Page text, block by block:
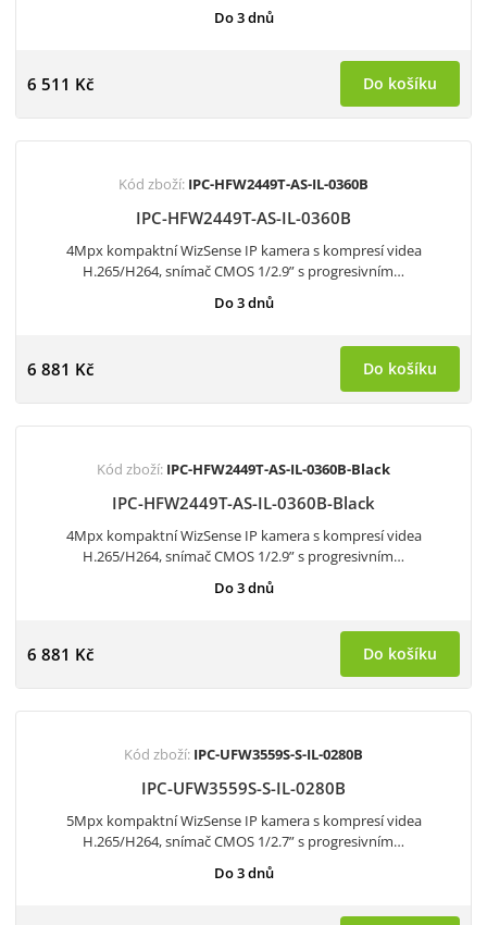
Do 3 dnů
6 511 Kč Do košíku
Kód zboží: IPC-HFW2449T-AS-IL-0360B
IPC-HFW2449T-AS-IL-0360B
4Mpx kompaktní WizSense IP kamera s kompresí videa
H.265/H264, snímač CMOS 1/2.9” s progresivním…
Do 3 dnů
6 881 Kč Do košíku
Kód zboží: IPC-HFW2449T-AS-IL-0360B-Black
IPC-HFW2449T-AS-IL-0360B-Black
4Mpx kompaktní WizSense IP kamera s kompresí videa
H.265/H264, snímač CMOS 1/2.9” s progresivním…
Do 3 dnů
6 881 Kč Do košíku
Kód zboží: IPC-UFW3559S-S-IL-0280B
IPC-UFW3559S-S-IL-0280B
5Mpx kompaktní WizSense IP kamera s kompresí videa
H.265/H264, snímač CMOS 1/2.7” s progresivním…
Do 3 dnů